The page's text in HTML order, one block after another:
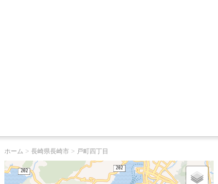
ホーム > 長崎県長崎市> 戸町四丁目